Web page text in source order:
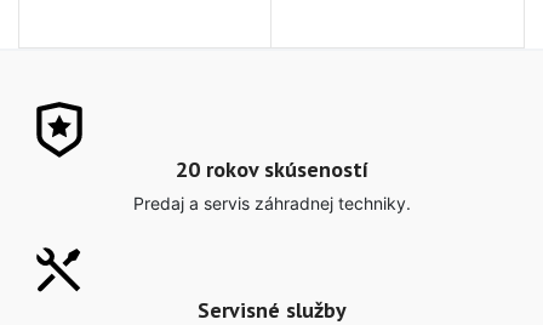
20 rokov skúseností
Predaj a servis záhradnej techniky.
Servisné služby